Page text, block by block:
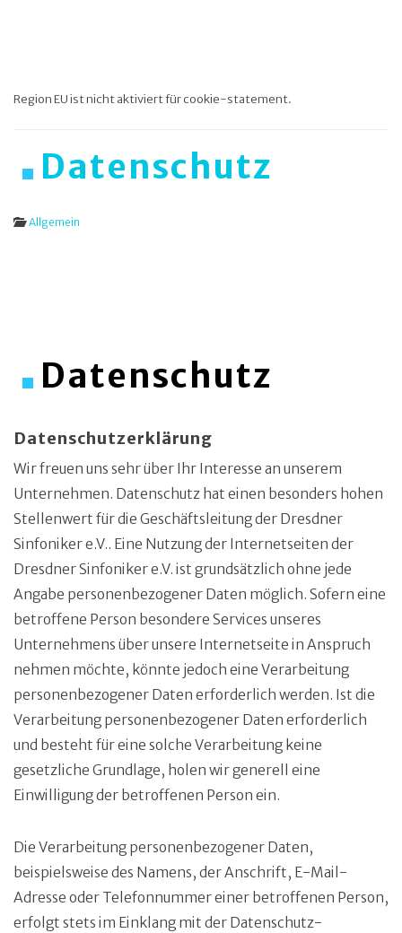
Region EU ist nicht aktiviert für cookie-statement.
Datenschutz
Allgemein
Datenschutz
Datenschutzerklärung
Wir freuen uns sehr über Ihr Interesse an unserem
Unternehmen. Datenschutz hat einen besonders hohen
Stellenwert für die Geschäftsleitung der Dresdner
Sinfoniker e.V.. Eine Nutzung der Internetseiten der
Dresdner Sinfoniker e.V. ist grundsätzlich ohne jede
Angabe personenbezogener Daten möglich. Sofern eine
betroffene Person besondere Services unseres
Unternehmens über unsere Internetseite in Anspruch
nehmen möchte, könnte jedoch eine Verarbeitung
personenbezogener Daten erforderlich werden. Ist die
Verarbeitung personenbezogener Daten erforderlich
und besteht für eine solche Verarbeitung keine
gesetzliche Grundlage, holen wir generell eine
Einwilligung der betroffenen Person ein.
Die Verarbeitung personenbezogener Daten,
beispielsweise des Namens, der Anschrift, E-Mail-
Adresse oder Telefonnummer einer betroffenen Person,
erfolgt stets im Einklang mit der Datenschutz-